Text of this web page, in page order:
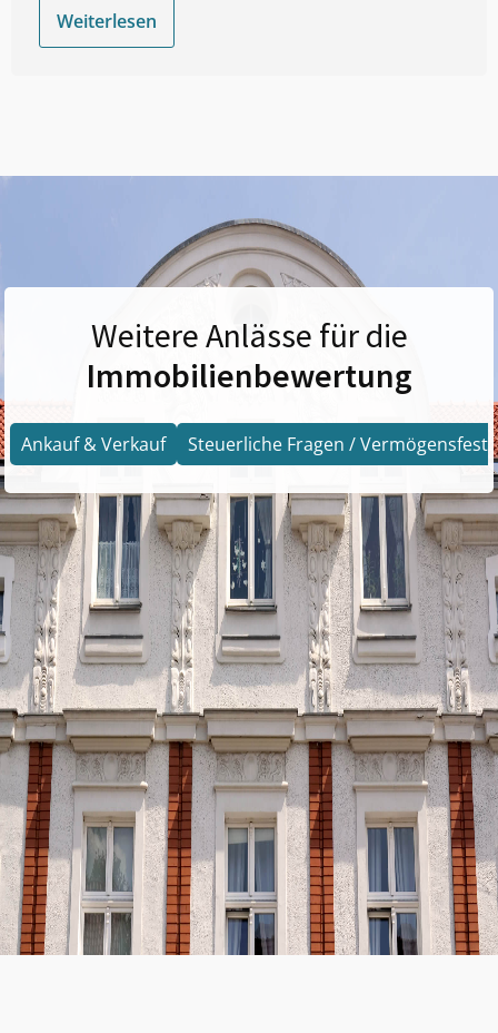
Weiterlesen
Weitere Anlässe für die
Immobilienbewertung
Ankauf & Verkauf Steuerliche Fragen /